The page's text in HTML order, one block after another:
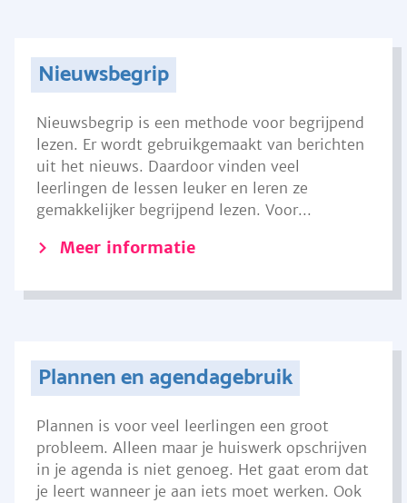
Nieuwsbegrip
Nieuwsbegrip is een methode voor begrijpend
lezen. Er wordt gebruikgemaakt van berichten
uit het nieuws. Daardoor vinden veel
leerlingen de lessen leuker en leren ze
gemakkelijker begrijpend lezen. Voor...
Meer informatie
Plannen en agendagebruik
Plannen is voor veel leerlingen een groot
probleem. Alleen maar je huiswerk opschrijven
in je agenda is niet genoeg. Het gaat erom dat
je leert wanneer je aan iets moet werken. Ook